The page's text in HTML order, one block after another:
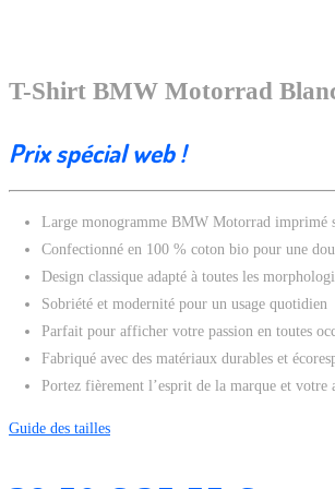
T-Shirt BMW Motorrad
Prix spécial web !
Large monogramme BMW Motorrad imprimé
Confectionné en 100 % coton bio pour une
Design classique adapté à toutes les
Sobriété et modernité pour un usage quotidien
Parfait pour afficher votre passion en toutes
Fabriqué avec des matériaux durables et
Portez fièrement l’esprit de la marque et votre
Guide des tailles